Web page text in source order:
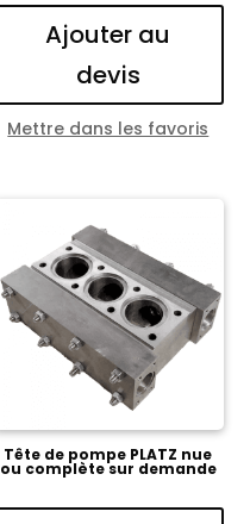
Ajouter au
devis
Mettre dans les favoris
Tête de pompe PLATZ nue
ou complète sur demande